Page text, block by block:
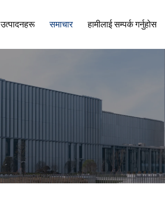
उत्पादनहरू समाचार हामीलाई सम्पर्क गर्नुहोस